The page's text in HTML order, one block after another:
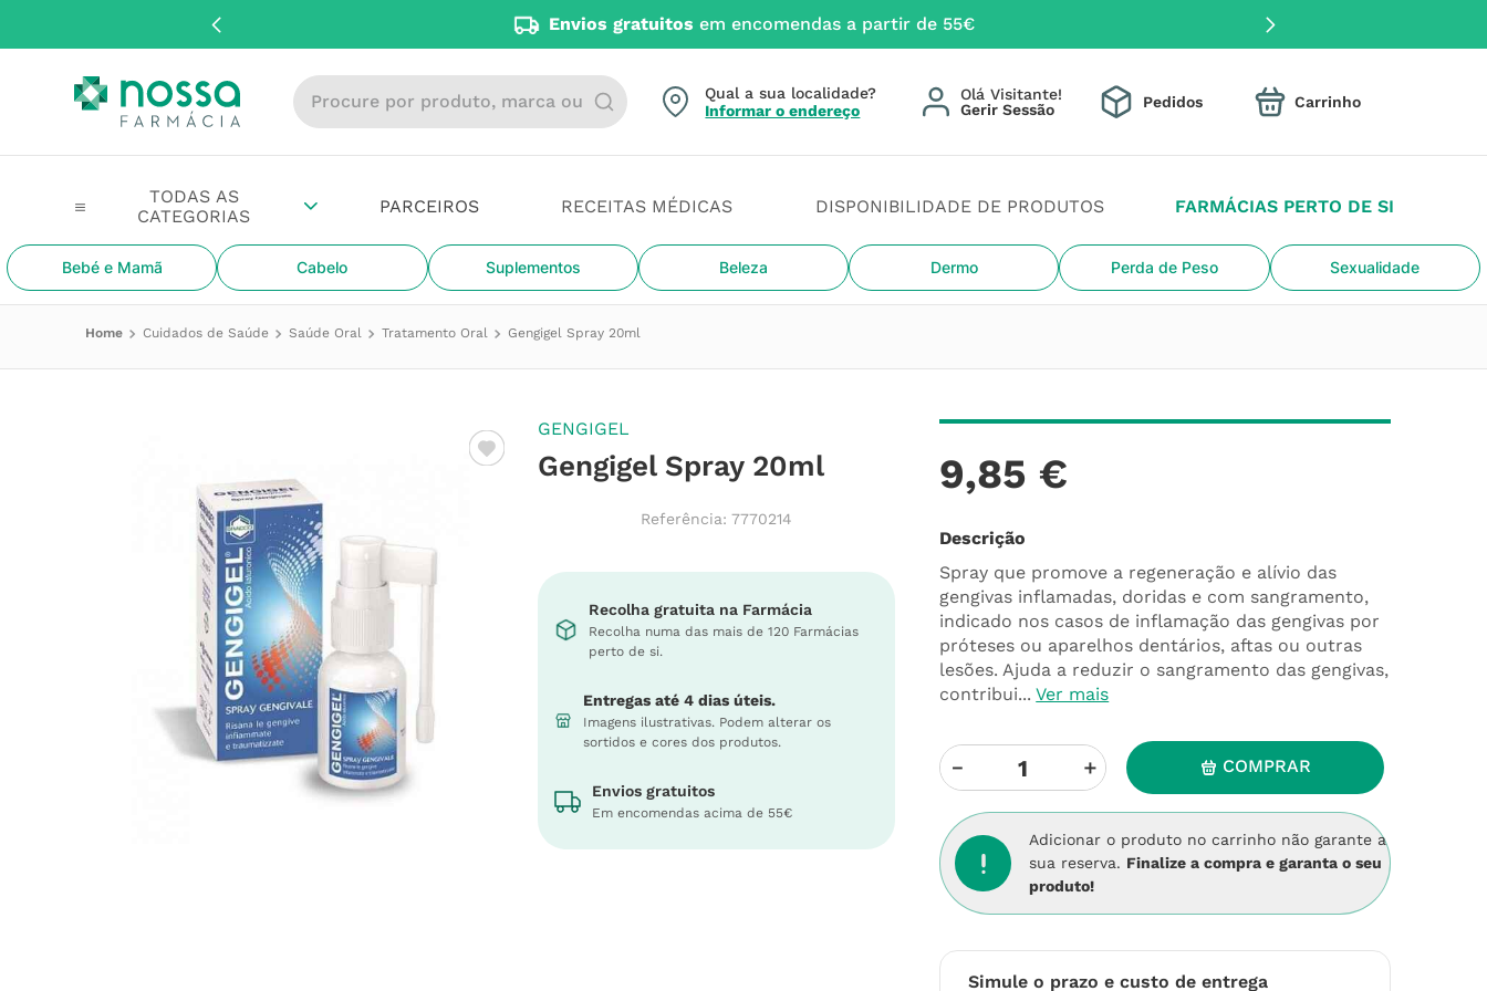
Envios gratuitos em encomendas a partir de 55€
Procure por produto, marca ou categoria
PARCEIROS RECEITAS MÉDICAS DISPONIBILIDADE DE PRODUTOS FARMÁCIAS PERTO DE SI
Bebé e Mamã Cabelo Suplementos Beleza Dermo Perda de Peso Sexualidade
Qual a sua localidade?
Informar o endereço
Olá Visitante! Pedidos
Cuidados de Saúde Saúde Oral Tratamento Oral Gengigel Spray 20ml
GENGIGEL
Gengigel Spray 20ml
Referência:7770214
Recolha gratuita na Farmácia
Recolha numa das mais de 120 Farmácias
perto de si.
Entregas até 4 dias úteis.
Imagens ilustrativas. Podem alterar os
sortidos e cores dos produtos.
Envios gratuitos
Em encomendas acima de 55€
9,85 €
Descrição
Spray que promove a regeneração e alívio das
gengivas inflamadas, doridas e com sangramento,
indicado nos casos de inflamação das gengivas por
próteses ou aparelhos dentários, aftas ou outras
lesões. Ajuda a reduzir o sangramento das gengivas,
contribui... Ver mais
＋
－ COMPRAR
Adicionar o produto no carrinho não garante a
sua reserva. Finalize a compra e garanta o seu
produto!
Simule o prazo e custo de entrega